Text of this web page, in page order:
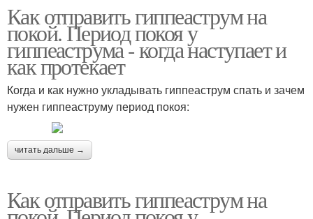
Как отправить гиппеаструм на
покой. Период покоя у
гиппеаструма - когда наступает и
как протекает
Когда и как нужно укладывать гиппеаструм спать и зачем
нужен гиппеаструму период покоя:
читать дальше →
Как отправить гиппеаструм на